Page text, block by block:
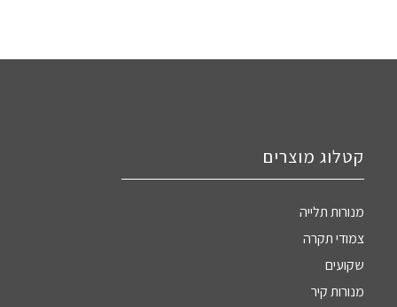
קטלוג מוצרים
מנורות תלייה
צמודי תקרה
שקועים
מנורות קיר